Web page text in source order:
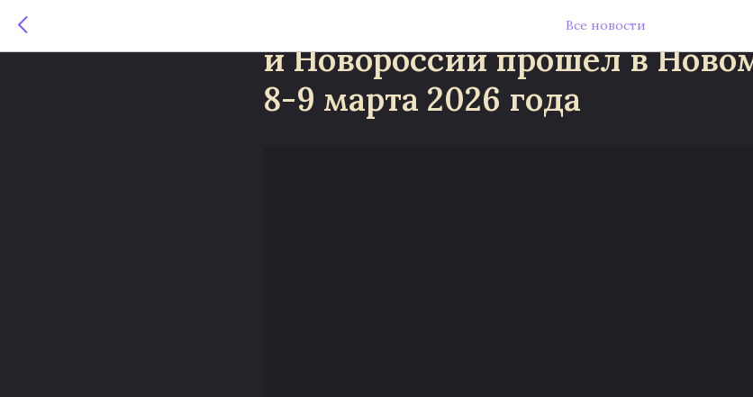
Все новости
Первый съезд сестер
и Новороссии прошел в
8-9 марта 2026 года